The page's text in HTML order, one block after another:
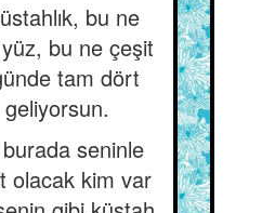
bu ne
bu ne çeşit
tam dört
seninle
olacak kim var